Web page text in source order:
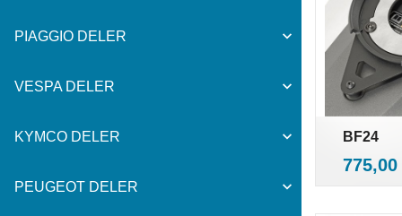
PIAGGIO DELER
VESPA DELER
KYMCO DELER
PEUGEOT DELER
BF24
Pris
775,00